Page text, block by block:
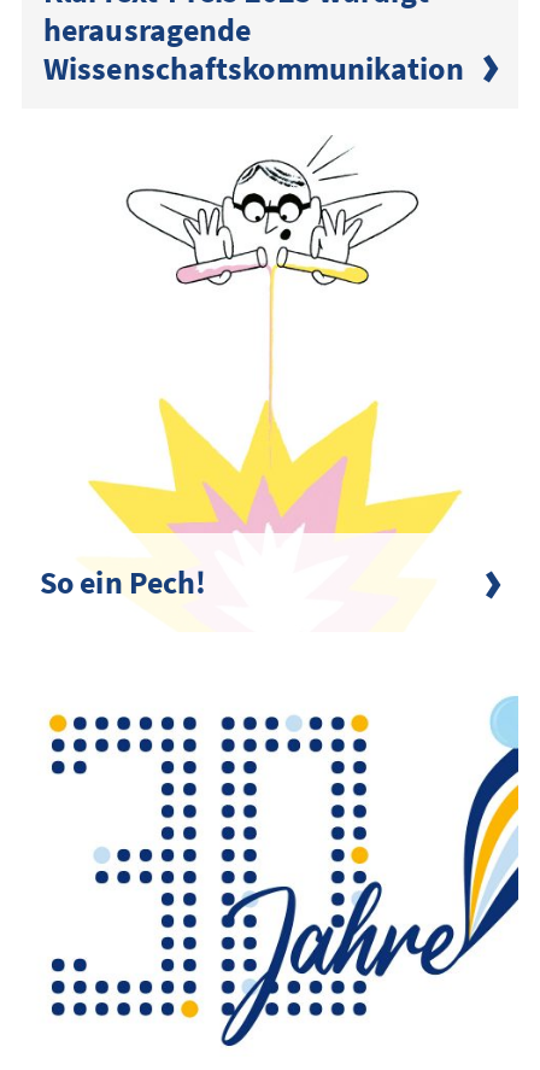
herausragende
Wissenschaftskommunikation
So ein Pech!